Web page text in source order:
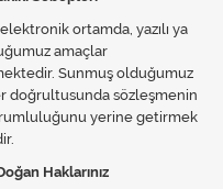
ortamda, yazılı ya
amaçlar
Sunmuş olduğumuz
doğrultusunda sözleşmenin
yerine getirmek
Haklarınız